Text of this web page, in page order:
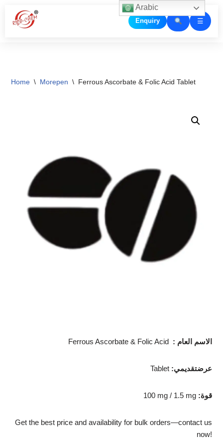
Skip
Enquiry ☰
Home \ Morepen \ Ferrous Ascorbate & Folic Acid Tablet
Ferrous Ascorbate & Folic Acid : الاسم العام
Tablet :عرضتقديمي
100 mg / 1.5 mg :قوة
Get the best price and availability for bulk orders—contact us
now!
Arabic